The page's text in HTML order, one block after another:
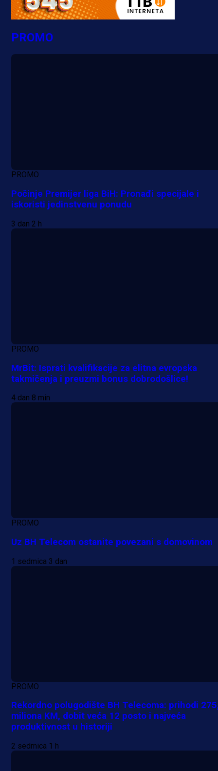
PROMO
PROMO
Počinje Premijer liga BiH: Pronađi specijale i
iskoristi jedinstvenu ponudu
3 dan 2 h
PROMO
MrBit: Isprati kvalifikacije za elitna evropska
takmičenja i preuzmi bonus dobrodošlice!
4 dan 8 min
PROMO
Uz BH Telecom ostanite povezani s domovinom
1 sedmica 3 dan
PROMO
Rekordno polugodište BH Telecoma: prihodi
miliona KM, dobit veća 12 posto i najveća
produktivnost u historiji
2 sedmica 1 h